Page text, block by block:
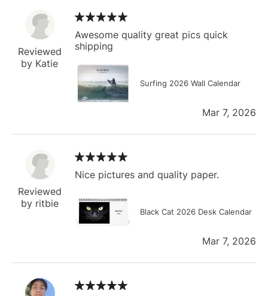
Reviewed
by Katie
Awesome quality great pics quick
shipping
Surfing 2026 Wall Calendar
Mar 7, 2026
Reviewed
by ritbie
Nice pictures and quality paper.
Black Cat 2026 Desk Calendar
Mar 7, 2026